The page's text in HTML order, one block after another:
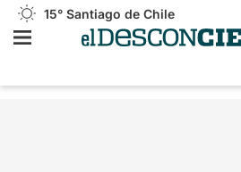
15° Santiago de Chile